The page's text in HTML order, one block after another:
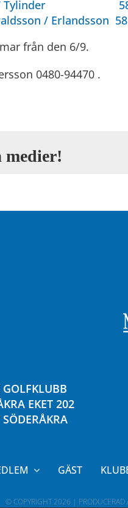
/ Tylinder
/ Erlandsson 58
från den 6/9.
0480-94470 .
medier!
EKET 202
GÄST
© COPYRIGHT2026 | PRODUCERAD